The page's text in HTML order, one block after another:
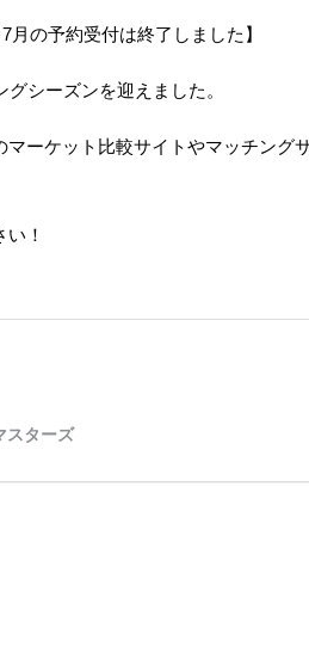
の予約受付は終了しました】
シーズンを迎えました。
ーケット比較サイトやマッチング
！